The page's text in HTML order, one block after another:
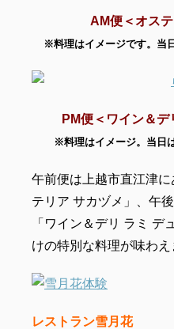
AM便＜オス
※料理はイメージです。当
PM便＜ワイン＆デ
※料理はイメージ。当日
午前便は上越市直江津
テリア サカヅメ」、午
「ワイン＆デリ ラミ デ
けの特別な料理が味わえ
レストラン雪月花